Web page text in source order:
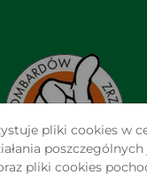
pliki cookies w
pliki cookies